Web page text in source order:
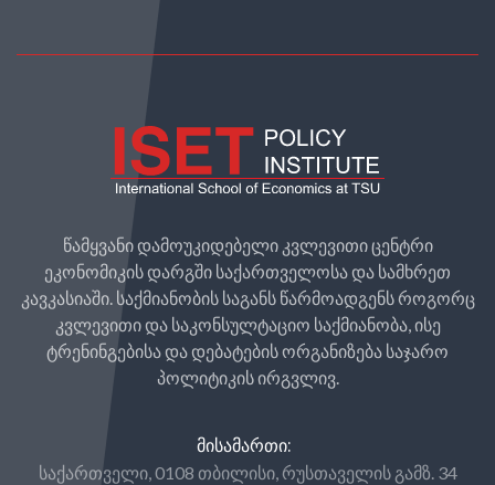
წამყვანი დამოუკიდებელი კვლევითი ცენტრი
ეკონომიკის დარგში საქართველოსა და სამხრეთ
კავკასიაში. საქმიანობის საგანს წარმოადგენს როგორც
კვლევითი და საკონსულტაციო საქმიანობა, ისე
ტრენინგებისა და დებატების ორგანიზება საჯარო
პოლიტიკის ირგვლივ.
ᲛᲘᲡᲐᲛᲐᲠᲗᲘ:
საქართველი, 0108 თბილისი, რუსთაველის გამზ. 34